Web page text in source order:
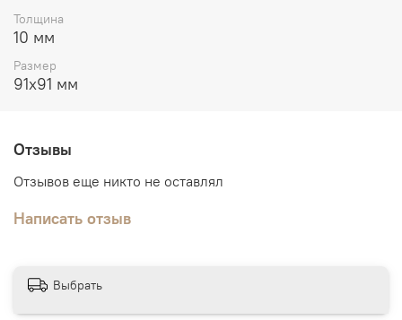
Толщина
10 мм
Размер
91х91 мм
Отзывы
Отзывов еще никто не оставлял
Написать отзыв
Выбрать